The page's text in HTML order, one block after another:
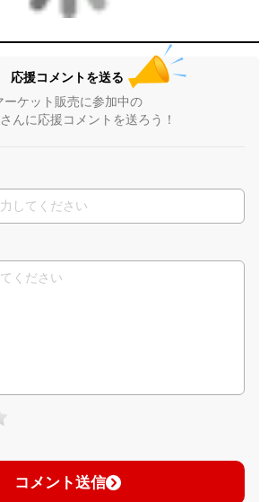
応援コメントを送る
ーケット販売に参加中の
んに応援コメントを送ろう！
コメント送信